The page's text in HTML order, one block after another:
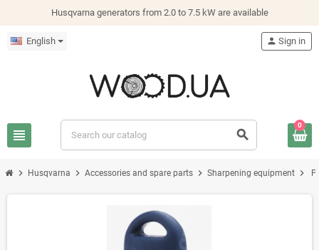
Husqvarna generators from 2.0 to 7.5 kW are available
English
view_headline search
person Sign in
0
chevron_right Husqvarna chevron_right Accessories and spare parts chevron_right Sharpening equipment chevron_right